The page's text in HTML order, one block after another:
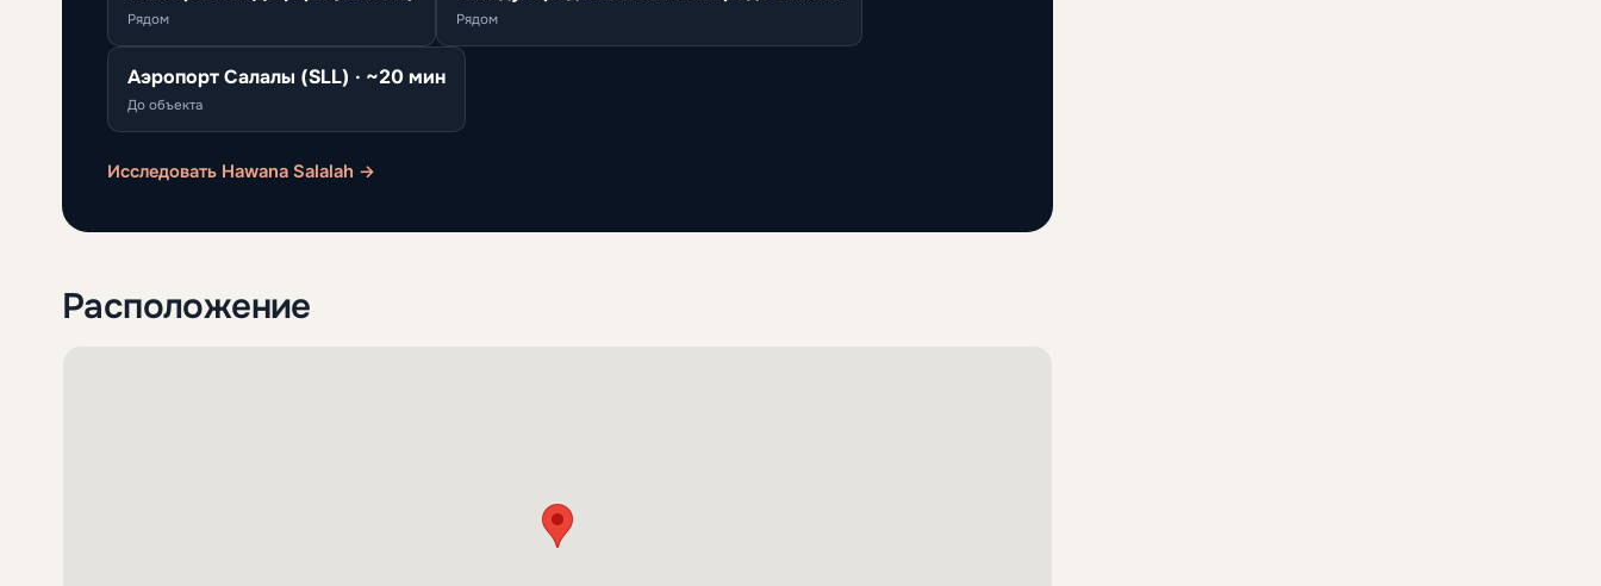
Рядом Рядом
Аэропорт Салалы (SLL) · ~20 мин
До объекта
Исследовать Hawana Salalah →
Расположение